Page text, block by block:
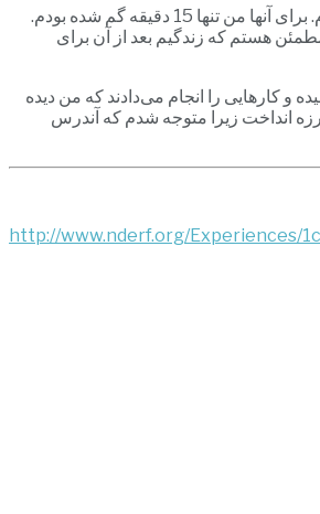
وقتی که به کشتی برگشتم همکارانم درباره من جک می‌گفتند. یکی گفت که من وانمود کردم که در حال غرق شدن هستم تا در مرکز توجه قرار بگیرم. من تنها لبخندی زدم. برای آنها من تنها 15 دقیقه گم شده بودم.
هستم که زندگیم بعد از آن برای
و کارهایی را انجام می‌دادند که من دیده
انداخت زیرا متوجه شدم که آندرس
http://www.nderf.org/Experiences/